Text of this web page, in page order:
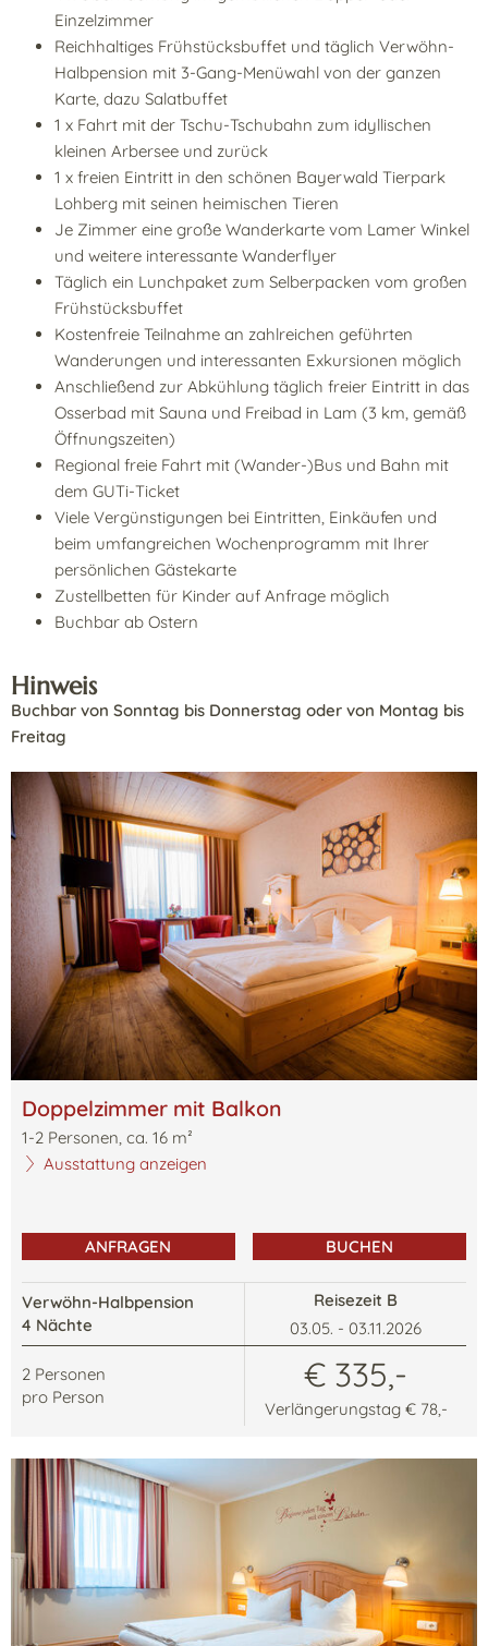
Einzelzimmer
Reichhaltiges Frühstücksbuffet und täglich Verwöhn-
Halbpension mit 3-Gang-Menüwahl von der ganzen
Karte, dazu Salatbuffet
1 x Fahrt mit der Tschu-Tschubahn zum idyllischen
kleinen Arbersee und zurück
1 x freien Eintritt in den schönen Bayerwald Tierpark
Lohberg mit seinen heimischen Tieren
Je Zimmer eine große Wanderkarte vom Lamer Winkel
und weitere interessante Wanderflyer
Täglich ein Lunchpaket zum Selberpacken vom großen
Frühstücksbuffet
Kostenfreie Teilnahme an zahlreichen geführten
Wanderungen und interessanten Exkursionen möglich
Anschließend zur Abkühlung täglich freier Eintritt in das
Osserbad mit Sauna und Freibad in Lam (3 km, gemäß
Öffnungszeiten)
Regional freie Fahrt mit (Wander-)Bus und Bahn mit
dem GUTi-Ticket
Viele Vergünstigungen bei Eintritten, Einkäufen und
beim umfangreichen Wochenprogramm mit Ihrer
persönlichen Gästekarte
Zustellbetten für Kinder auf Anfrage möglich
Buchbar ab Ostern
Hinweis
Buchbar von Sonntag bis Donnerstag oder von Montag bis
Freitag
Doppelzimmer mit Balkon
1-2 Personen ca. 16 m²
Ausstattung anzeigen
ANFRAGEN BUCHEN
Verwöhn-Halbpension
4 Nächte
Reisezeit B
03.05. - 03.11.2026
2 Personen
pro Person
€ 335,-
Verlängerungstag € 78,-